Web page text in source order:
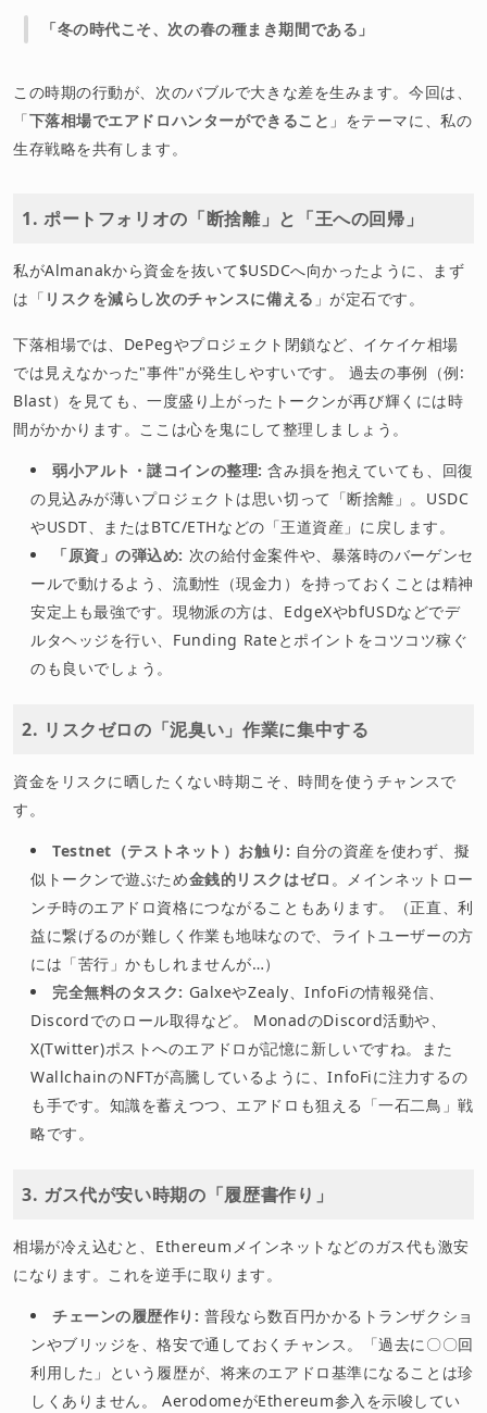
「冬の時代こそ、次の春の種まき期間である」
この時期の行動が、次のバブルで大きな差を生みます。今回は、
「下落相場でエアドロハンターができること 」をテーマに、私の
生存戦略を共有します。
1. ポートフォリオの「断捨離」と「王への回帰」
私がAlmanakから資金を抜いて$USDCへ向かったように、まず
は「 リスクを減らし次のチャンスに備える 」が定石です。
下落相場では、DePegやプロジェクト閉鎖など、イケイケ相場
では見えなかった"事件"が発生しやすいです。 過去の事例（例:
Blast）を見ても、一度盛り上がったトークンが再び輝くには時
間がかかります。ここは心を鬼にして整理しましょう。
弱小アルト・謎コインの整理: 含み損を抱えていても、回復
の見込みが薄いプロジェクトは思い切って「断捨離」。USDC
やUSDT、またはBTC/ETHなどの「王道資産」に戻します。
「原資」の弾込め: 次の給付金案件や、暴落時のバーゲンセ
ールで動けるよう、流動性（現金力）を持っておくことは精神
安定上も最強です。現物派の方は、EdgeXやbfUSDなどでデ
ルタヘッジを行い、Funding Rateとポイントをコツコツ稼ぐ
のも良いでしょう。
2. リスクゼロの「泥臭い」作業に集中する
資金をリスクに晒したくない時期こそ、時間を使うチャンスで
す。
Testnet（テストネット）お触り: 自分の資産を使わず、擬
似トークンで遊ぶため金銭的リスクはゼロ 。メインネットロー
ンチ時のエアドロ資格につながることもあります。（正直、利
益に繋げるのが難しく作業も地味なので、ライトユーザーの方
には「苦行」かもしれませんが…）
完全無料のタスク: GalxeやZealy、InfoFiの情報発信、
Discordでのロール取得など。 MonadのDiscord活動や、
X(Twitter)ポストへのエアドロが記憶に新しいですね。また
WallchainのNFTが高騰しているように、InfoFiに注力するの
も手です。知識を蓄えつつ、エアドロも狙える「一石二鳥」戦
略です。
3. ガス代が安い時期の「履歴書作り」
相場が冷え込むと、Ethereumメインネットなどのガス代も激安
になります。これを逆手に取ります。
チェーンの履歴作り: 普段なら数百円かかるトランザクショ
ンやブリッジを、格安で通しておくチャンス。「過去に〇〇回
利用した」という履歴が、将来のエアドロ基準になることは珍
しくありません。 AerodomeがEthereum参入を示唆してい